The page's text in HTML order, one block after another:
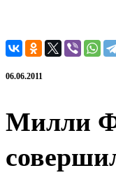
06.06.2011
Милли